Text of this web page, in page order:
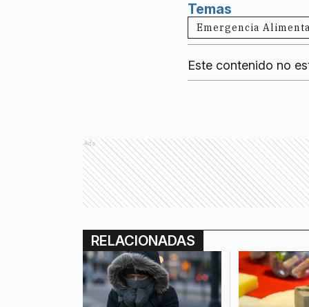
Temas
Emergencia
Este contenido no
Ads
RELACIONADAS